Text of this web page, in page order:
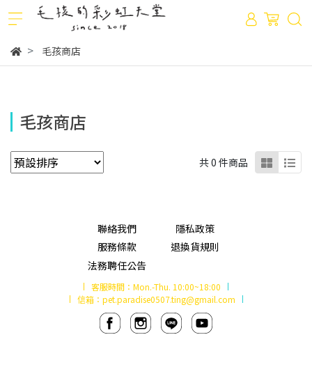
毛孩商店
毛孩商店
共 0 件商品
聯絡我們
隱私政策
服務條款
退換貨規則
法務聘任公告
客服時間： Mon.-Thu. 10:00~18:00
信箱： pet.paradise0507.ting@gmail.com